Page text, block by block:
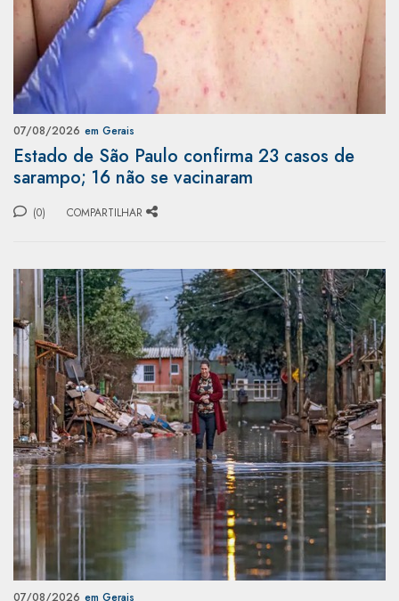
07/08/2026 em Gerais
Estado de São Paulo confirma 23 casos de
sarampo; 16 não se vacinaram
(0) COMPARTILHAR
07/08/2026 em Gerais